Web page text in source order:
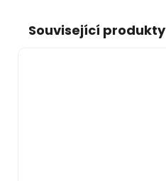
Související produkty